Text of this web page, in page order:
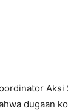
Aksi
dugaan